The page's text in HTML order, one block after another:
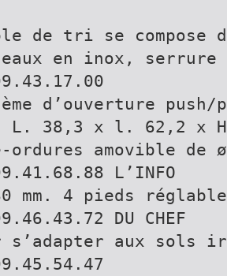
de tri se compose
en inox,
d’ouverture
L. 38,3 x l. 62,2 x H.
ordures amovible de
L’INFO
mm. 4 pieds
DU CHEF
s’adapter aux sols